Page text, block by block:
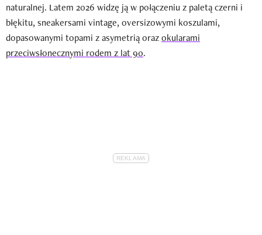
naturalnej. Latem 2026 widzę ją w połączeniu z paletą czerni i
błękitu, sneakersami vintage, oversizowymi koszulami,
dopasowanymi topami z asymetrią orazokularami
przeciwsłonecznymi rodem z lat 90.